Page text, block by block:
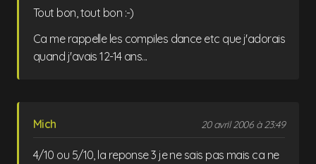
Tout bon, tout bon :-)
Ca me rappelle les compiles dance etc que j'adorais
quand j'avais 12-14 ans...
Mich 20 avril 2006 à 23:49
4/10 ou 5/10, la reponse 3 je ne sais pas mais ca ne